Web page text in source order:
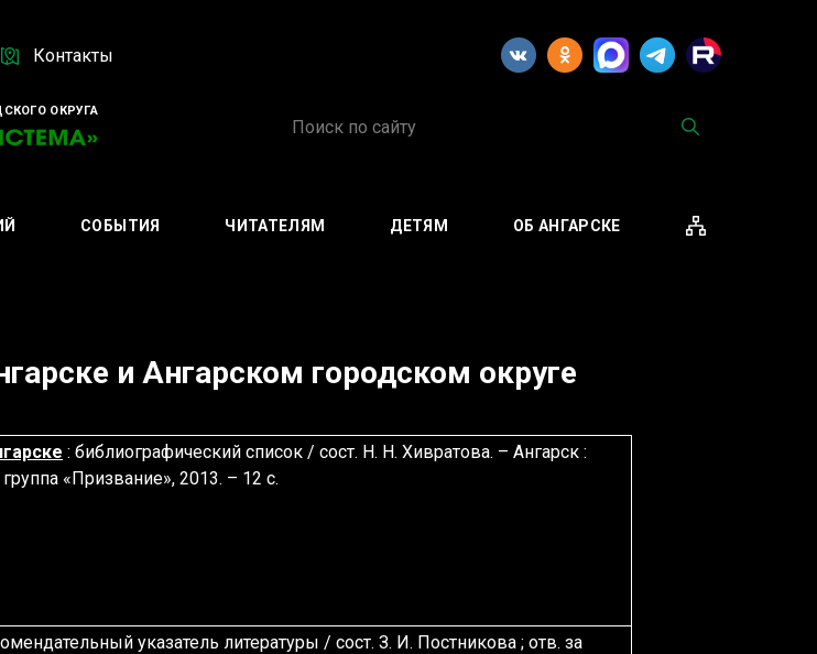
ОКРУГА
Контакты
СОБЫТИЯ ЧИТАТЕЛЯМ ДЕТЯМ ОБ АНГАРСКЕ
и Ангарском городском округе
: библиографический список / сост. Н. Н. Хивратова. – Ангарск :
«Призвание», 2013. – 12 с.
указатель литературы/ сост. З. И. Постникова ; отв. за